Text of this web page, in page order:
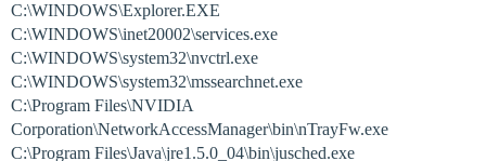
C:\WINDOWS\Explorer.EXE
C:\WINDOWS\inet20002\services.exe
C:\WINDOWS\system32\nvctrl.exe
C:\WINDOWS\system32\mssearchnet.exe
C:\Program Files\NVIDIA
Corporation\NetworkAccessManager\bin\nTrayFw.exe
C:\Program Files\Java\jre1.5.0_04\bin\jusched.exe